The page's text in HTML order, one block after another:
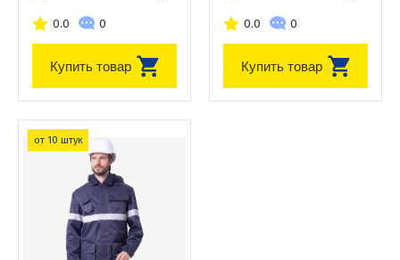
0.0 0
Купить товар
0.0 0
Купить товар
от 10 штук